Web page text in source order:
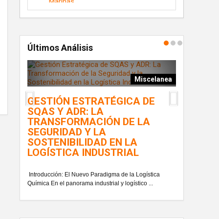
Últimos Análisis
Miscelanea
GESTIÓN ESTRATÉGICA DE
SQAS Y ADR: LA
TRANSFORMACIÓN DE LA
SEGURIDAD Y LA
SOSTENIBILIDAD EN LA
LOGÍSTICA INDUSTRIAL
Introducción: El Nuevo Paradigma de la Logística
Química En el panorama industrial y logístico ...
LA
EN LA